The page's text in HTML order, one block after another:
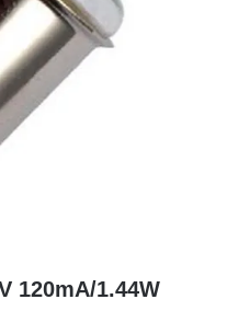
120mA/1.44W